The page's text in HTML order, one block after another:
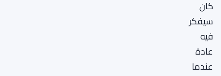
كان
سيفكر
فيه
عادة
عندما